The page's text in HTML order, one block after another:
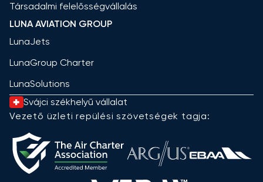
Társadalmi felelősségvállalás
LUNA AVIATION GROUP
LunaJets
LunaGroup Charter
LunaSolutions
Svájci székhelyű vállalat
Vezető üzleti repülési szövetségek tagja: